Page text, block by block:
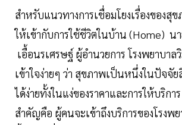
สำหรับแนวทางการเชื่อมโยงเรื่องของสุ
ให้เข้ากับการใช้ชีวิตในบ้าน (Home)
เอื้อนรเศรษฐ์ ผู้อำนวยการ โรงพยาบาล
เข้าใจง่ายๆ ว่า สุขภาพเป็นหนึ่งในปัจจั
ได้ง่ายทั้งในแง่ของราคาและการให้บริกา
สำคัญคือ ผู้คนจะเข้าถึงบริการของโรงพย